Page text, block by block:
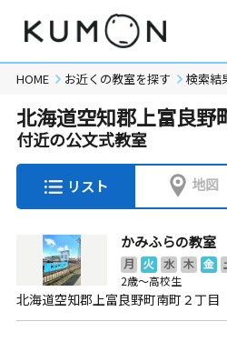
HOME お近くの教室を探す 検索結
北海道空知郡上富良野
付近の公文式教室
リスト 地図
かみふらの教室
月 火 水 木 金
2歳～高校生
北海道空知郡上富良野町南町２丁